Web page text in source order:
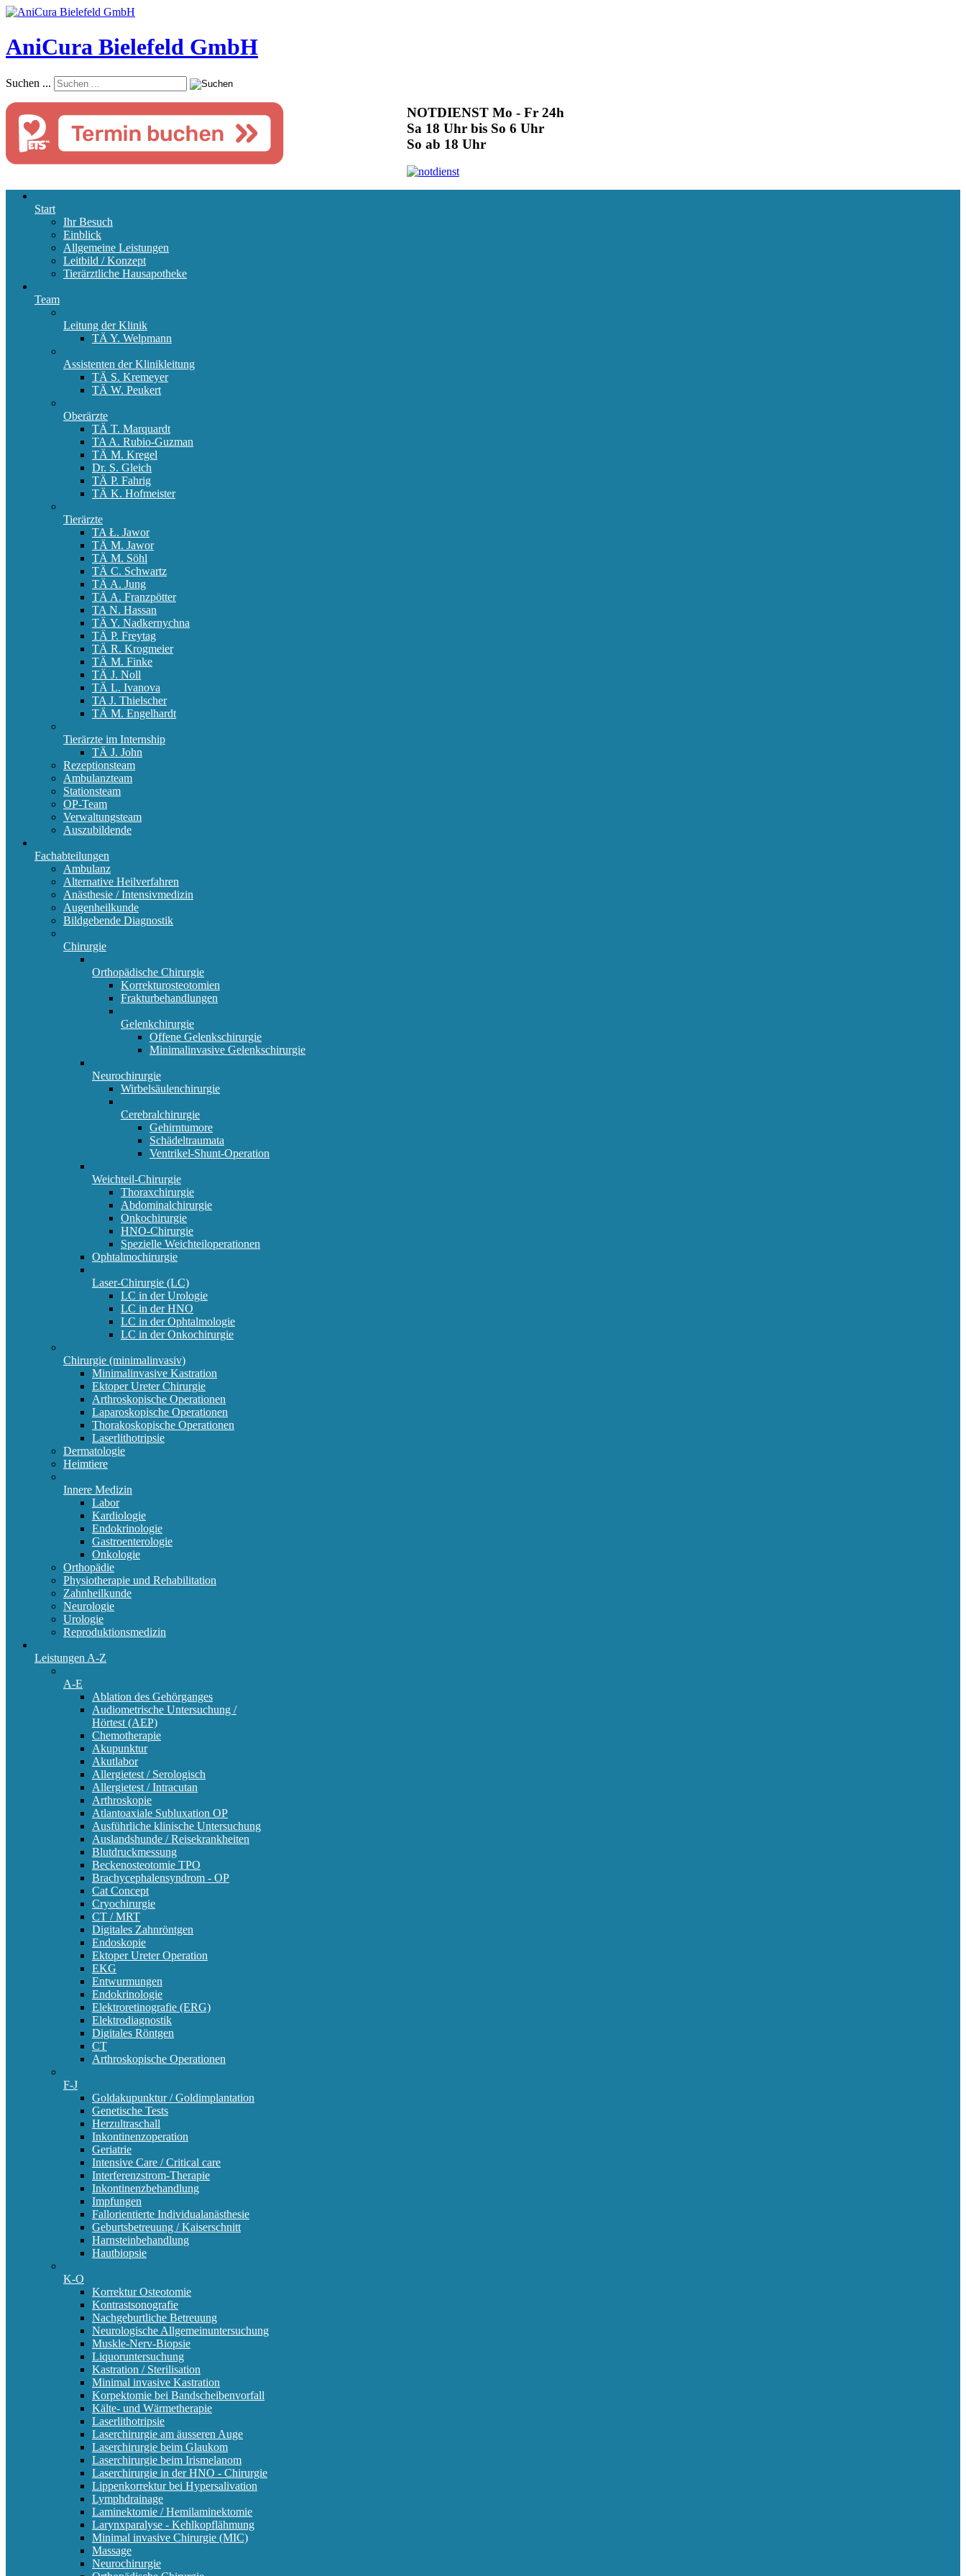
AniCura Bielefeld GmbH
Suchen ...
NOTDIENST Mo - Fr 24h
Sa 18 Uhr bis So 6 Uhr
So ab 18 Uhr
Start
Ihr Besuch
Einblick
Allgemeine Leistungen
Leitbild / Konzept
Tierärztliche Hausapotheke
Team
Leitung der Klinik
TÄ Y. Welpmann
Assistenten der Klinikleitung
TÄ S. Kremeyer
TÄ W. Peukert
Oberärzte
TÄ T. Marquardt
TA A. Rubio-Guzman
TÄ M. Kregel
Dr. S. Gleich
TÄ P. Fahrig
TÄ K. Hofmeister
Tierärzte
TA Ł. Jawor
TÄ M. Jawor
TÄ M. Söhl
TÄ C. Schwartz
TÄ A. Jung
TÄ A. Franzpötter
TA N. Hassan
TÄ Y. Nadkernychna
TÄ P. Freytag
TÄ R. Krogmeier
TÄ M. Finke
TÄ J. Noll
TÄ L. Ivanova
TA J. Thielscher
TÄ M. Engelhardt
Tierärzte im Internship
TÄ J. John
Rezeptionsteam
Ambulanzteam
Stationsteam
OP-Team
Verwaltungsteam
Auszubildende
Fachabteilungen
Ambulanz
Alternative Heilverfahren
Anästhesie / Intensivmedizin
Augenheilkunde
Bildgebende Diagnostik
Chirurgie
Orthopädische Chirurgie
Korrekturosteotomien
Frakturbehandlungen
Gelenkchirurgie
Offene Gelenkschirurgie
Minimalinvasive Gelenkschirurgie
Neurochirurgie
Wirbelsäulenchirurgie
Cerebralchirurgie
Gehirntumore
Schädeltraumata
Ventrikel-Shunt-Operation
Weichteil-Chirurgie
Thoraxchirurgie
Abdominalchirurgie
Onkochirurgie
HNO-Chirurgie
Spezielle Weichteiloperationen
Ophtalmochirurgie
Laser-Chirurgie (LC)
LC in der Urologie
LC in der HNO
LC in der Ophtalmologie
LC in der Onkochirurgie
Chirurgie (minimalinvasiv)
Minimalinvasive Kastration
Ektoper Ureter Chirurgie
Arthroskopische Operationen
Laparoskopische Operationen
Thorakoskopische Operationen
Laserlithotripsie
Dermatologie
Heimtiere
Innere Medizin
Labor
Kardiologie
Endokrinologie
Gastroenterologie
Onkologie
Orthopädie
Physiotherapie und Rehabilitation
Zahnheilkunde
Neurologie
Urologie
Reproduktionsmedizin
Leistungen A-Z
A-E
Ablation des Gehörganges
Audiometrische Untersuchung /
Hörtest (AEP)
Chemotherapie
Akupunktur
Akutlabor
Allergietest / Serologisch
Allergietest / Intracutan
Arthroskopie
Atlantoaxiale Subluxation OP
Ausführliche klinische Untersuchung
Auslandshunde / Reisekrankheiten
Blutdruckmessung
Beckenosteotomie TPO
Brachycephalensyndrom - OP
Cat Concept
Cryochirurgie
CT / MRT
Digitales Zahnröntgen
Endoskopie
Ektoper Ureter Operation
EKG
Entwurmungen
Endokrinologie
Elektroretinografie (ERG)
Elektrodiagnostik
Digitales Röntgen
CT
Arthroskopische Operationen
F-J
Goldakupunktur / Goldimplantation
Genetische Tests
Herzultraschall
Inkontinenzoperation
Geriatrie
Intensive Care / Critical care
Interferenzstrom-Therapie
Inkontinenzbehandlung
Impfungen
Fallorientierte Individualanästhesie
Geburtsbetreuung / Kaiserschnitt
Harnsteinbehandlung
Hautbiopsie
K-O
Korrektur Osteotomie
Kontrastsonografie
Nachgeburtliche Betreuung
Neurologische Allgemeinuntersuchung
Muskle-Nerv-Biopsie
Liquoruntersuchung
Kastration / Sterilisation
Minimal invasive Kastration
Korpektomie bei Bandscheibenvorfall
Kälte- und Wärmetherapie
Laserlithotripsie
Laserchirurgie am äusseren Auge
Laserchirurgie beim Glaukom
Laserchirurgie beim Irismelanom
Laserchirurgie in der HNO - Chirurgie
Lippenkorrektur bei Hypersalivation
Lymphdrainage
Laminektomie / Hemilaminektomie
Larynxparalyse - Kehlkopflähmung
Minimal invasive Chirurgie (MIC)
Massage
Neurochirurgie